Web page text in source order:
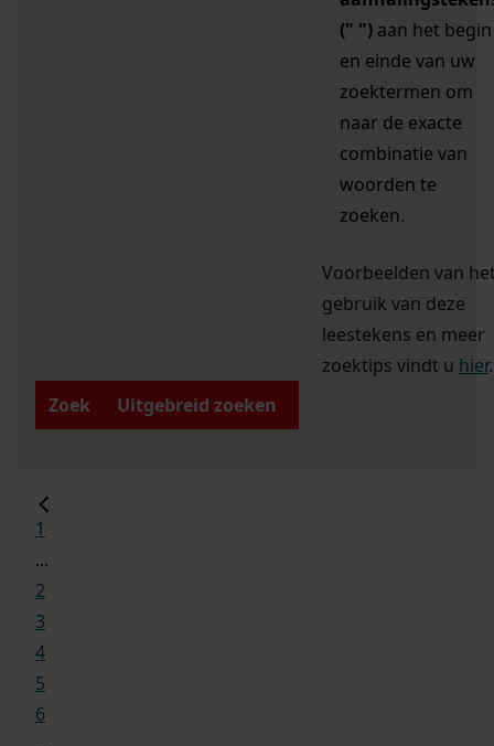
(" ") aan het begin
en einde van uw
zoektermen om
naar de exacte
combinatie van
woorden te
zoeken.
Voorbeelden van
gebruik van deze
leestekens en meer
zoektips vindt u hier.
Zoek
Uitgebreid zoeken
1
...
2
3
4
5
6